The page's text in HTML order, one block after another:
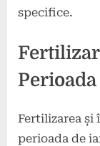
specifice.
Fertilizarea și
perioada de